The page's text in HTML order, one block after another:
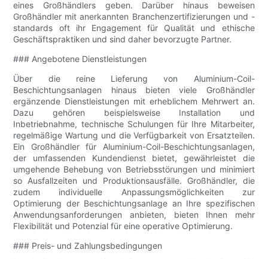
eines Großhändlers geben. Darüber hinaus beweisen
Großhändler mit anerkannten Branchenzertifizierungen und -
standards oft ihr Engagement für Qualität und ethische
Geschäftspraktiken und sind daher bevorzugte Partner.
### Angebotene Dienstleistungen
Über die reine Lieferung von Aluminium-Coil-
Beschichtungsanlagen hinaus bieten viele Großhändler
ergänzende Dienstleistungen mit erheblichem Mehrwert an.
Dazu gehören beispielsweise Installation und
Inbetriebnahme, technische Schulungen für Ihre Mitarbeiter,
regelmäßige Wartung und die Verfügbarkeit von Ersatzteilen.
Ein Großhändler für Aluminium-Coil-Beschichtungsanlagen,
der umfassenden Kundendienst bietet, gewährleistet die
umgehende Behebung von Betriebsstörungen und minimiert
so Ausfallzeiten und Produktionsausfälle. Großhändler, die
zudem individuelle Anpassungsmöglichkeiten zur
Optimierung der Beschichtungsanlage an Ihre spezifischen
Anwendungsanforderungen anbieten, bieten Ihnen mehr
Flexibilität und Potenzial für eine operative Optimierung.
### Preis- und Zahlungsbedingungen